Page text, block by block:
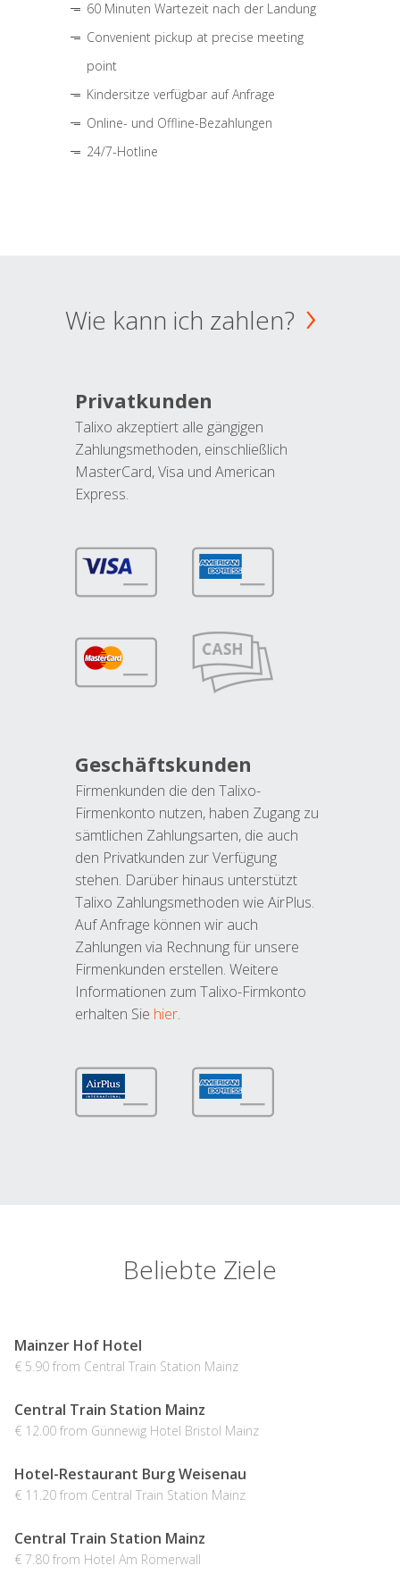
60 Minuten Wartezeit nach der Landung
Convenient pickup at precise meeting
point
Kindersitze verfügbar auf Anfrage
Online- und Offline-Bezahlungen
24/7-Hotline
Wie kann ich zahlen?
Privatkunden
Talixo akzeptiert alle gängigen
Zahlungsmethoden, einschließlich
MasterCard, Visa und American
Express.
Geschäftskunden
Firmenkunden die den Talixo-
Firmenkonto nutzen, haben Zugang zu
sämtlichen Zahlungsarten, die auch
den Privatkunden zur Verfügung
stehen. Darüber hinaus unterstützt
Talixo Zahlungsmethoden wie AirPlus.
Auf Anfrage können wir auch
Zahlungen via Rechnung für unsere
Firmenkunden erstellen. Weitere
Informationen zum Talixo-Firmkonto
erhalten Sie hier.
Beliebte Ziele
Mainzer Hof Hotel
€ 5.90 from Central Train Station Mainz
Central Train Station Mainz
€ 12.00 from Günnewig Hotel Bristol Mainz
Hotel-Restaurant Burg Weisenau
€ 11.20 from Central Train Station Mainz
Central Train Station Mainz
€ 7.80 from Hotel Am Römerwall